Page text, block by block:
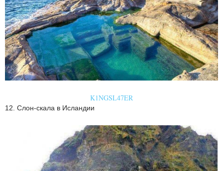
K1NGSL47ER
12. Слон-скала в Исландии